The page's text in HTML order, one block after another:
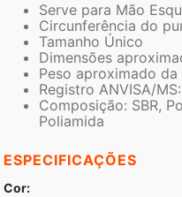
Serve para Mão
Circunferência do
Tamanho Único
Dimensões
Peso aproximado da
Registro ANVISA/
Composição: SBR,
Poliamida
ESPECIFICAÇÕES
Cor